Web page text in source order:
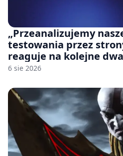
„Przeanalizujemy
testowania przez
reaguje na kolejne
udziałem autorskich
6 sie 2026